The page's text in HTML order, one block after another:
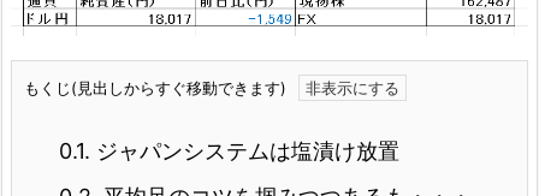
もくじ(見出しからすぐ移動できます)
0.1. ジャパンシステムは塩漬け放置